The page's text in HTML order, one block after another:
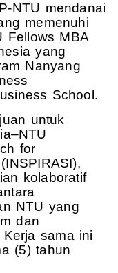
NTU mendanai
memenuhi
Fellows MBA
yang
Nanyang
School.
untuk
for
kolaboratif
NTU yang
dan
sama ini
(5) tahun